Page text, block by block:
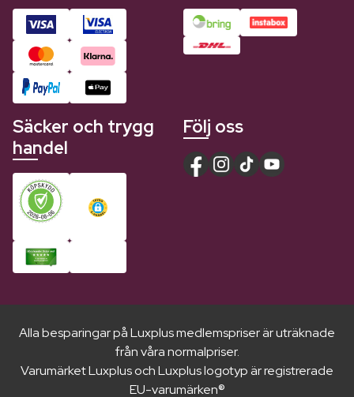
Säcker och trygg
handel
Följ oss
Alla besparingar på Luxplus medlemspriser är uträknade
från våra normalpriser.
Varumärket Luxplus och Luxplus logotyp är registrerade
EU-varumärken®